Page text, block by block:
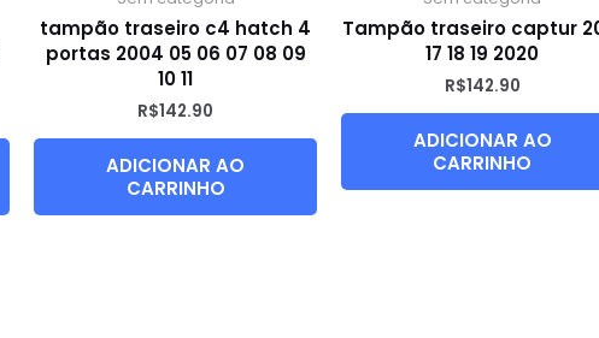
tampão traseiro c4 hatch 4
portas 2004 05 06 07 08 09
10 11
R$142.90
ADICIONAR AO
CARRINHO
Tampão traseiro captur
17 18 19 2020
R$142.90
ADICIONAR AO
CARRINHO